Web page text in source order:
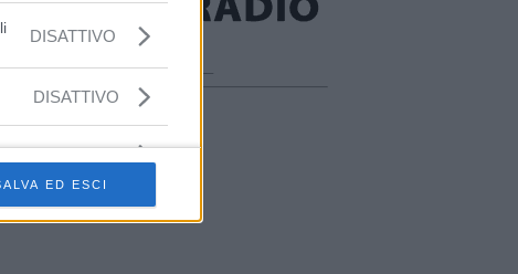
DISATTIVO
DISATTIVO
ED ESCI
ora in onda
________________